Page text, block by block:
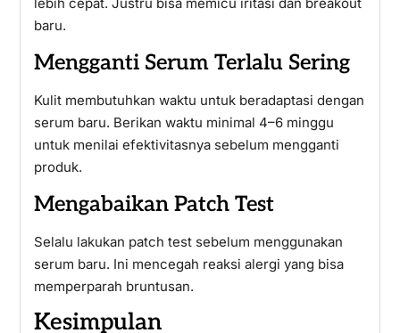
baru.
Mengganti Serum Terlalu Sering
Kulit membutuhkan waktu untuk beradaptasi dengan
serum baru. Berikan waktu minimal 4–6 minggu
untuk menilai efektivitasnya sebelum mengganti
produk.
Mengabaikan Patch Test
Selalu lakukan patch test sebelum menggunakan
serum baru. Ini mencegah reaksi alergi yang bisa
memperparah bruntusan.
Kesimpulan